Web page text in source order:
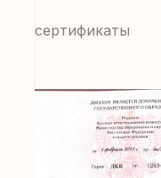
сертификаты